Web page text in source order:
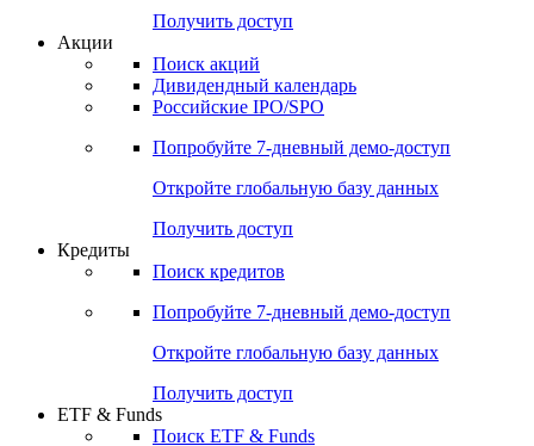
Попробуйте7-дневный
Откройте глобальную базу данных
Получить доступ
Поиск акций
Российские IPO/SPO
Попробуйте7-дневный
Откройте глобальную базу данных
Получить доступ
Поиск кредитов
Попробуйте7-дневный
Откройте глобальную базу данных